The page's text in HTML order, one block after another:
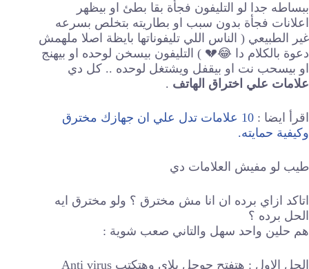
ببساطه جدا لو التليفون فجأة بقا بطئ او بيظهر
اعلانات فجأة بدون سبب او بطاريته بتخلص بسرعه
غير الطبيعي ( الناس اللي تليفوناتها بايظة اصلا ملهمش
دعوة بالكلام دا 😂💔 ) التليفون بيسخن لوحده او بيهنج
او بيسحب نت او بيقفل ويشتغل لوحده .. كل دي
علامات علي اختراق الهاتف .
اقرأ ايضا :
10 علامات تدل علي ان جهازك مخترق
وكيفية حمايته.
طيب لو مفيش العلامات دي
اتاكد ازاي برده ان انا مش مخترق ؟ ولو مخترق ايه
الحل برده ؟
هم حلين واحد سهل والتاني صعب شوية :
الحل الاول : هتفتح جوجل بلاي وهتكتب Anti virus